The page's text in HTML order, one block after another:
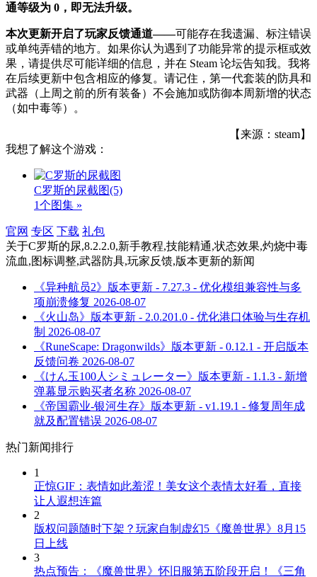
通等级为 0，即无法升级。
本次更新开启了玩家反馈通道——可能存在我遗漏、标注错误
或单纯弄错的地方。如果你认为遇到了功能异常的提示框或效
果，请提供尽可能详细的信息，并在 Steam 论坛告知我。我将
在后续更新中包含相应的修复。请记住，第一代套装的防具和
武器（上周之前的所有装备）不会施加或防御本周新增的状态
（如中毒等）。
【来源：steam】
我想了解这个游戏：
C罗斯的尿截图(5)
1个图集 »
官网 专区 下载 礼包
关于C罗斯的尿,8.2.2.0,新手教程,技能精通,状态效果,灼烧中毒
流血,图标调整,武器防具,玩家反馈,版本更新的新闻
《异种航员2》版本更新 - 7.27.3 - 优化模组兼容性与多
项崩溃修复 2026-08-07
《火山岛》版本更新 - 2.0.201.0 - 优化港口体验与生存机
制 2026-08-07
《RuneScape: Dragonwilds》版本更新 - 0.12.1 - 开启版本
反馈问卷 2026-08-07
《けん玉100人シミュレーター》版本更新 - 1.1.3 - 新增
弹幕显示购买者名称 2026-08-07
《帝国霸业-银河生存》版本更新 - v1.19.1 - 修复周年成
就及配置错误 2026-08-07
热门新闻排行
1
正惊GIF：表情如此羞涩！美女这个表情太好看，直接
让人遐想连篇
2
版权问题随时下架？玩家自制虚幻5《魔兽世界》8月15
日上线
3
热点预告：《魔兽世界》怀旧服第五阶段开启！《三角